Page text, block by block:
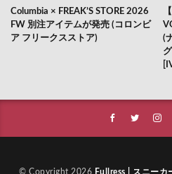
Columbia × FREAK’S STORE 2026
FW 別注アイテムが発売 (コロンビ
ア フリークスストア)
(
© Copyright 2026 Fullress | スニーカ